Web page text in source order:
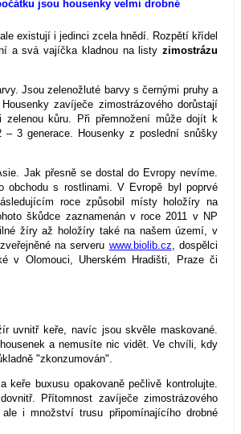
existují i jedinci zcela hnědí. Rozpětí křídel
a svá vajíčka kladnou na listy zimostrázu
Jsou zelenožluté barvy s černými pruhy a
zavíječe zimostrázového dorůstají
kůru. Při přemnožení může dojít k
3 generace. Housenky z poslední snůšky
Jak přesně se dostal do Evropy nevíme.
obchodu s rostlinami. V Evropě byl poprvé
roce způsobil místy holožíry na
škůdce zaznamenán v roce 2011 v NP
žíry až holožíry také na našem území, v
na serveru www.biolib.cz, dospělci
v Olomouci, Uherském Hradišti, Praze či
uvnitř keře, navíc jsou skvěle maskované.
a nemusíte nic vidět. Ve chvíli, kdy
"zkonzumován".
keře buxusu opakovaně pečlivě kontrolujte.
Přítomnost zavíječe zimostrázového
i množství trusu připomínajícího drobné